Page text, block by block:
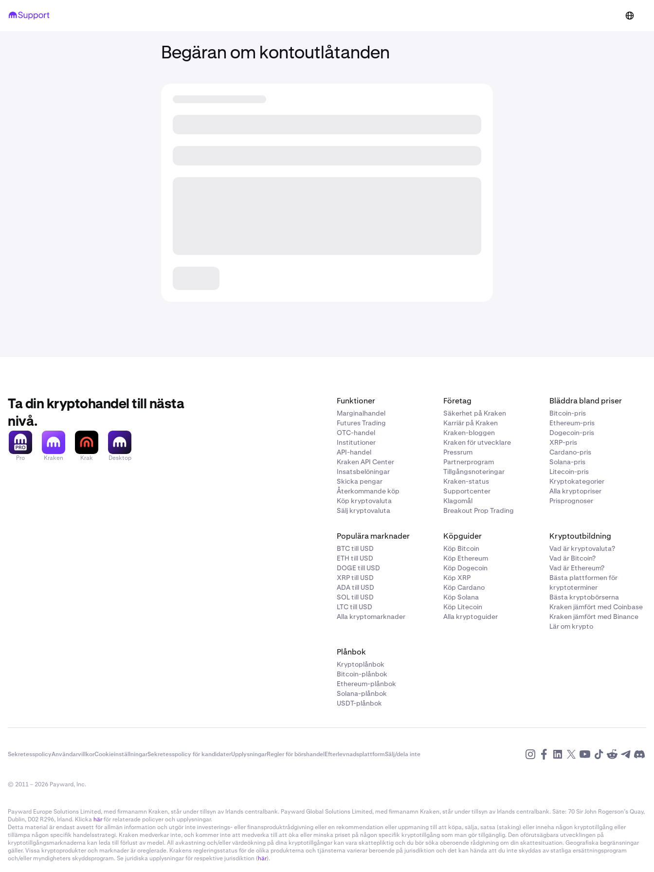
Begäran om kontoutlåtanden
Ta din kryptohandel till nästa
nivå.
Pro Kraken Krak Desktop
Funktioner
Marginalhandel
Futures Trading
OTC-handel
Institutioner
API-handel
Kraken API Center
Insatsbelöningar
Skicka pengar
Återkommande köp
Köp kryptovaluta
Sälj kryptovaluta
Företag
Säkerhet på Kraken
Karriär på Kraken
Kraken-bloggen
Kraken för utvecklare
Pressrum
Partnerprogram
Tillgångsnoteringar
Kraken-status
Supportcenter
Klagomål
Breakout Prop Trading
Bläddra bland priser
Bitcoin-pris
Ethereum-pris
Dogecoin-pris
XRP-pris
Cardano-pris
Solana-pris
Litecoin-pris
Kryptokategorier
Alla kryptopriser
Prisprognoser
Populära marknader
BTC till USD
ETH till USD
DOGE till USD
XRP till USD
ADA till USD
SOL till USD
LTC till USD
Alla kryptomarknader
Köpguider
Köp Bitcoin
Köp Ethereum
Köp Dogecoin
Köp XRP
Köp Cardano
Köp Solana
Köp Litecoin
Alla kryptoguider
Kryptoutbildning
Vad är kryptovaluta?
Vad är Bitcoin?
Vad är Ethereum?
Bästa plattformen för
kryptoterminer
Bästa kryptobörserna
Kraken jämfört med Coinbase
Kraken jämfört med Binance
Lär om krypto
Plånbok
Kryptoplånbok
Bitcoin-plånbok
Ethereum-plånbok
Solana-plånbok
USDT-plånbok
SekretesspolicyAnvändarvillkorCookieinställningarSekretesspolicy för kandidaterUpplysningarRegler för börshandelEfterlevnadsplattformSälj/dela inte
© 2011 – 2026 Payward, Inc.
Payward Europe Solutions Limited, med firmanamn Kraken, står under tillsyn av Irlands centralbank. Payward Global Solutions Limited, med firmanamn Kraken, står under tillsyn av Irlands centralbank. Säte: 70 Sir John Rogerson’s Quay,
Dublin, D02 R296, Irland. Klicka härför relaterade policyer och upplysningar.
Detta material är endast avsett för allmän information och utgör inte investerings- eller finansproduktrådgivning eller en rekommendation eller uppmaning till att köpa, sälja, satsa (staking) eller inneha någon kryptotillgång eller
tillämpa någon specifik handelsstrategi. Kraken medverkar inte, och kommer inte att medverka till att öka eller minska priset på någon specifik kryptotillgång som man gör tillgänglig. Den oförutsägbara utvecklingen på
kryptotillgångsmarknaderna kan leda till förlust av medel. All avkastning och/eller värdeökning på dina kryptotillgångar kan vara skattepliktig och du bör söka oberoende rådgivning om din skattesituation. Geografiska begränsningar
gäller. Vissa kryptoprodukter och marknader är oreglerade. Krakens regleringsstatus för de olika produkterna och tjänsterna varierar beroende på jurisdiktion och det kan hända att du inte skyddas av statliga ersättningsprogram
och/eller myndigheters skyddsprogram. Se juridiska upplysningar för respektive jurisdiktion (här).